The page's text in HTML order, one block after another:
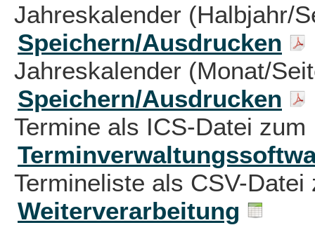
Jahreskalender (Halbjahr/
Speichern/Ausdrucken
Jahreskalender (Monat/
Speichern/Ausdrucken
Termine als ICS-Datei zum
Termineliste als CSV-
Weiterverarbeitung